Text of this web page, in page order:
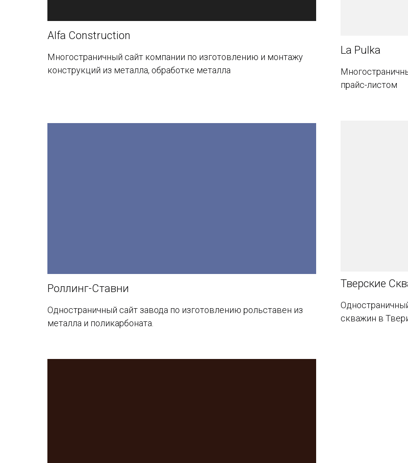
Alfa Construction
Многостраничный сайт компании по изготовлению и монтажу
конструкций из металла, обработке металла
La Pulka
прайс-листом
Роллинг-Ставни
Одностраничный сайт завода по изготовлению рольставен из
металла и поликарбоната.
Тверские
скважин в